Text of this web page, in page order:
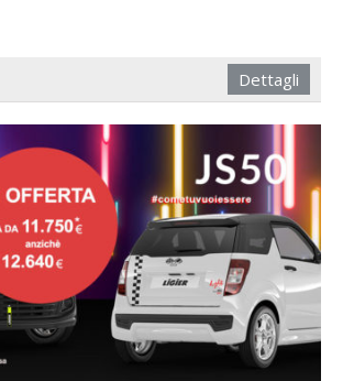
Dettagli